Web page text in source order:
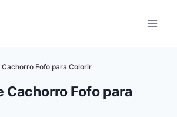
Cachorro Fofo para Colorir
Cachorro Fofo para